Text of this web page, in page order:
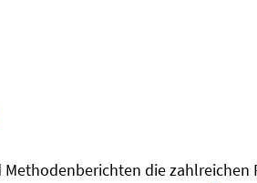
die zahlreichen